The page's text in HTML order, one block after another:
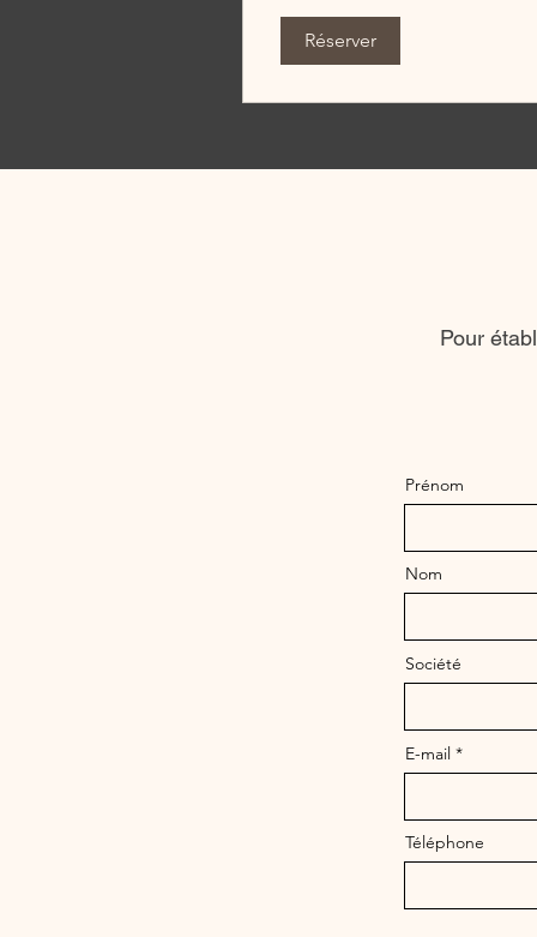
Réserver
Pour
Prénom
Nom
Société
E-mail
Téléphone